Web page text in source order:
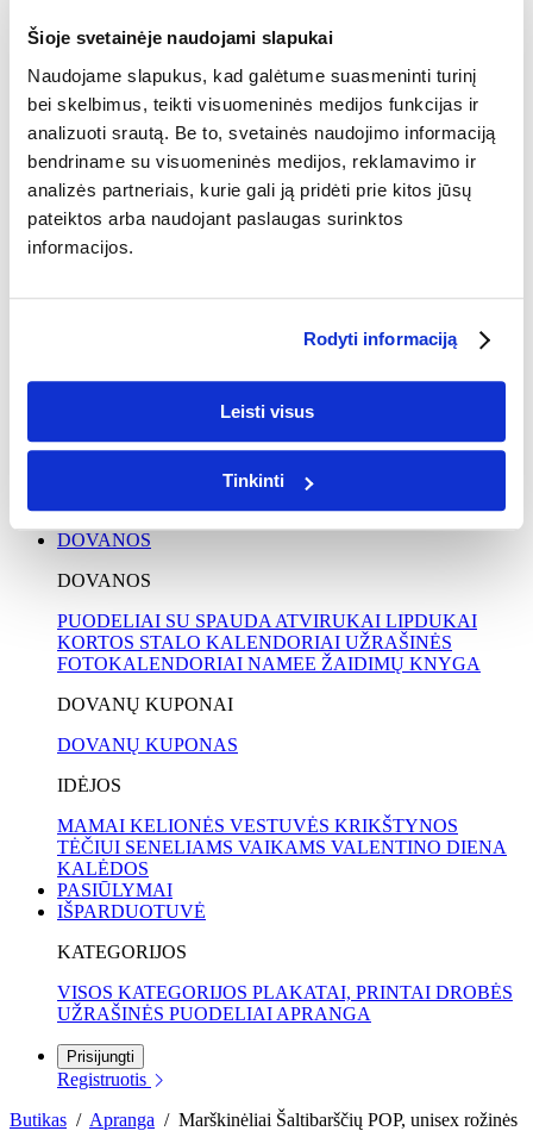
Šioje svetainėje naudojami slapukai
Naudojame slapukus, kad galėtume suasmeninti turinį
bei skelbimus, teikti visuomeninės medijos funkcijas ir
analizuoti srautą. Be to, svetainės naudojimo informaciją
bendriname su visuomeninės medijos, reklamavimo ir
analizės partneriais, kurie gali ją pridėti prie kitos jūsų
pateiktos arba naudojant paslaugas surinktos
informacijos.
Rodyti informaciją
Leisti visus
Tinkinti
MOKYKLOS
DRABUŽIAI MOKYKLAI
DŽEMPERIAI IR MARŠKINĖLIAI
IŠLEISTUVIŲ FOTOKNYGOS
IŠLEISTUVIŲ FOTOKNYGOS
NUOTRAUKOS
PAPUOŠTI SIENĄ
AI FOTODROBĖS
PLAKATAI
DOVANOS
DOVANOS
PUODELIAI SU SPAUDA ATVIRUKAI LIPDUKAI
KORTOS STALO KALENDORIAI UŽRAŠINĖS
FOTOKALENDORIAI NAMEE ŽAIDIMŲ KNYGA
DOVANŲ KUPONAI
DOVANŲ KUPONAS
IDĖJOS
MAMAI KELIONĖS VESTUVĖS KRIKŠTYNOS
TĖČIUI SENELIAMS VAIKAMS VALENTINO DIENA
KALĖDOS
PASIŪLYMAI
IŠPARDUOTUVĖ
KATEGORIJOS
VISOS KATEGORIJOS PLAKATAI, PRINTAI DROBĖS
UŽRAŠINĖS PUODELIAI APRANGA
Prisijungti
Registruotis
Butikas / Apranga / Marškinėliai Šaltibarščių POP, unisex rožinės